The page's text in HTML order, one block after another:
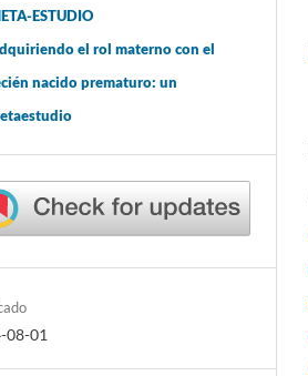
ESTUDIO
el rol materno con el
nacido prematuro: un
08-01